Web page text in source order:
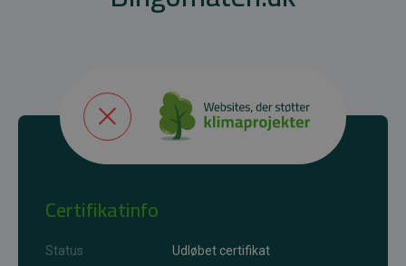
Certifikatinfo
Status
Udløbet certifikat